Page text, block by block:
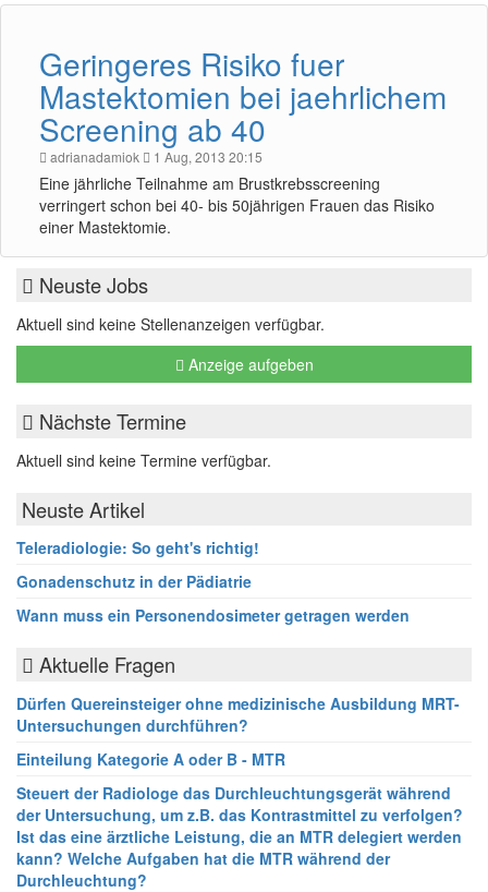
Geringeres Risiko fuer
Mastektomien bei jaehrlichem
Screening ab 40
adrianadamiok 1 Aug, 2013 20:15
Eine jährliche Teilnahme am Brustkrebsscreening
verringert schon bei 40- bis 50jährigen Frauen das Risiko
einer Mastektomie.
Neuste Jobs
Aktuell sind keine Stellenanzeigen verfügbar.
Anzeige aufgeben
Nächste Termine
Aktuell sind keine Termine verfügbar.
Neuste Artikel
Teleradiologie: So geht's richtig!
Gonadenschutz in der Pädiatrie
Wann muss ein Personendosimeter getragen werden
Aktuelle Fragen
Dürfen Quereinsteiger ohne medizinische Ausbildung MRT-
Untersuchungen durchführen?
Einteilung Kategorie A oder B - MTR
Steuert der Radiologe das Durchleuchtungsgerät während
der Untersuchung, um z.B. das Kontrastmittel zu verfolgen?
Ist das eine ärztliche Leistung, die an MTR delegiert werden
kann? Welche Aufgaben hat die MTR während der
Durchleuchtung?